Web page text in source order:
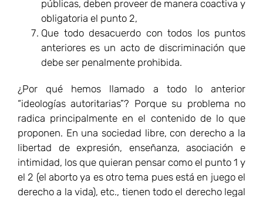
públicas, deben proveer de manera coactiva y
obligatoria el punto 2,
Que todo desacuerdo con todos los puntos
anteriores es un acto de discriminación que
debe ser penalmente prohibida.
¿Por qué hemos llamado a todo lo anterior
“ideologías autoritarias”? Porque su problema no
radica principalmente en el contenido de lo que
proponen. En una sociedad libre, con derecho a la
libertad de expresión, enseñanza, asociación e
intimidad, los que quieran pensar como el punto 1 y
el 2 (el aborto ya es otro tema pues está en juego el
derecho a la vida), etc., tienen todo el derecho legal